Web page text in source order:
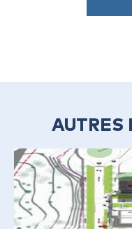
AUTRES
SCOLAIRE
D’UNE